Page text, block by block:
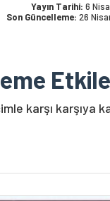
Yayın Tarihi: 6
Son Güncelleme: 26
karşı karşıya